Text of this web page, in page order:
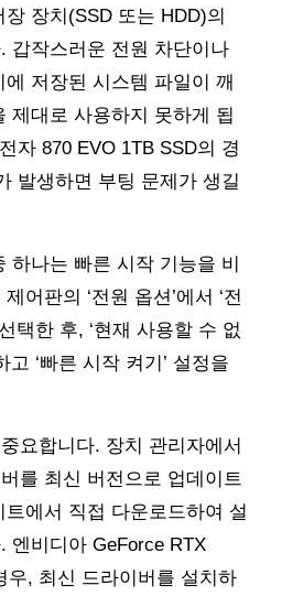
장치(SSD 또는 HDD)의
갑작스러운 전원 차단이나
저장된 시스템 파일이 깨
제대로 사용하지 못하게 됩
자 870 EVO 1TB SSD의 경
발생하면 부팅 문제가 생길
하나는 빠른 시작 기능을 비
어판의 ‘전원 옵션’에서 ‘전
택한 후, ‘현재 사용할 수 없
고 ‘빠른 시작 켜기’ 설정을
요합니다. 장치 관리자에서
를 최신 버전으로 업데이트
에서 직접 다운로드하여 설
엔비디아 GeForce RTX
우, 최신 드라이버를 설치하